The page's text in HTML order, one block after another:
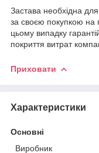
Застава необхідна
за своєю покупкою на
цьому випадку
покриття витрат
Приховати
Характеристики
Основні
Виробник